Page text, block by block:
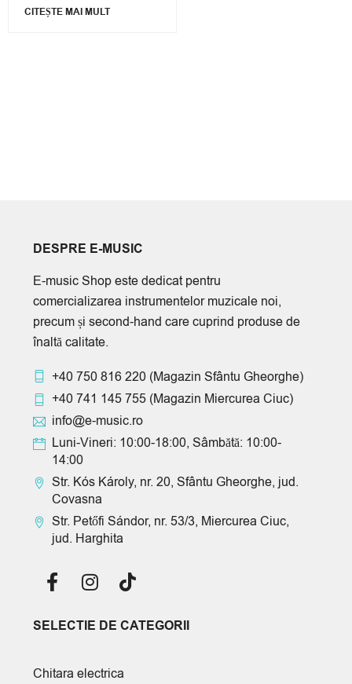
CITEȘTE MAI MULT
DESPRE E-MUSIC
E-music Shop este dedicat pentru
comercializarea instrumentelor muzicale noi,
precum și second-hand care cuprind produse de
înaltă calitate.
+40 750 816 220 (Magazin Sfântu Gheorghe)
+40 741 145 755 (Magazin Miercurea Ciuc)
info@e-music.ro
Luni-Vineri: 10:00-18:00, Sâmbătă: 10:00-
14:00
Str. Kós Károly, nr. 20, Sfântu Gheorghe, jud.
Covasna
Str. Petőfi Sándor, nr. 53/3, Miercurea Ciuc,
jud. Harghita
SELECTIE DE CATEGORII
Chitara electrica